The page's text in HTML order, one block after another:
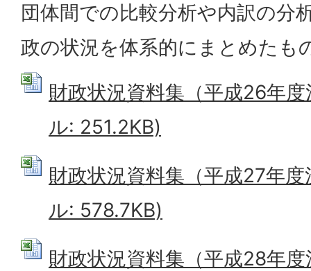
団体間での比較分析や内訳の分
政の状況を体系的にまとめたも
財政状況資料集（平成26年
ル: 251.2KB)
財政状況資料集（平成27年
ル: 578.7KB)
財政状況資料集（平成28年